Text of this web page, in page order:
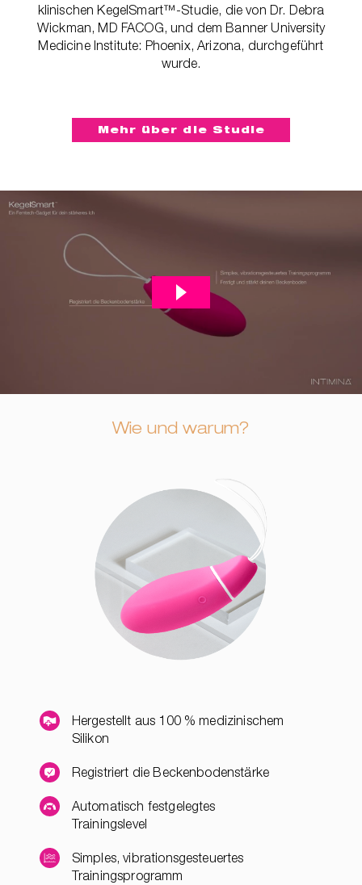
klinischen KegelSmart™-Studie, die von Dr. Debra
Wickman, MD FACOG, und dem Banner University
Medicine Institute: Phoenix, Arizona, durchgeführt
wurde.
Mehr über die Studie
Wie und warum?
Hergestellt aus 100 % medizinischem
Silikon
Registriert die Beckenbodenstärke
Automatisch festgelegtes
Trainingslevel
Simples, vibrationsgesteuertes
Trainingsprogramm